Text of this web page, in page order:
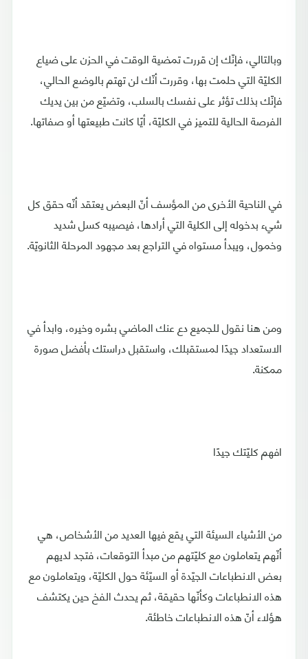
وبالتالي، فإنّك إن قررت تمضية الوقت في الحزن على ضياع
الكليّة التي حلمت بها، وقررت أنّك لن تهتم بالوضع الحالي،
فإنّك بذلك تؤثر على نفسك بالسلب، وتضيّع من بين يديك
الفرصة الحالية للتميز في الكليّة، أيًا كانت طبيعتها أو صفاتها.
في الناحية الأخرى من المؤسف أنّ البعض يعتقد أنّه حقق كل
شيء بدخوله إلى الكلية التي أرادها، فيصيبه كسل شديد
وخمول، ويبدأ مستواه في التراجع بعد مجهود المرحلة الثانويّة.
ومن هنا نقول للجميع دع عنك الماضي بشره وخيره، وابدأ في
الاستعداد جيدًا لمستقبلك، واستقبل دراستك بأفضل صورة
ممكنة.
افهم كليّتك جيدًا
من الأشياء السيئة التي يقع فيها العديد من الأشخاص، هي
أنّهم يتعاملون مع كليّتهم من مبدأ التوقعات، فتجد لديهم
بعض الانطباعات الجيّدة أو السيّئة حول الكليّة، ويتعاملون مع
هذه الانطباعات وكأنّها حقيقة، ثم يحدث الفخ حين يكتشف
هؤلاء أنّ هذه الانطباعات خاطئة.